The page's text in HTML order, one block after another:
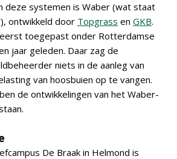
deze systemen is Waber (wat staat
ontwikkeld door Topgrass en GKB.
toegepast onder Rotterdamse
jaar geleden. Daar zag de
niets in de aanleg van
van hoosbuien op te vangen.
de ontwikkelingen van het Waber-
De Braak in Helmond is